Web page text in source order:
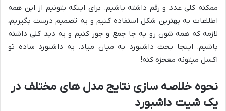
ممکنه کلی عدد و رقم داشته باشیم. برای اینکه بتونیم از این همه
اطلاعات به بهترین شکل استفاده کنیم و یه تصمیم درست بگیریم،
لازمه که همه شون رو یه جا جمع و جور کنیم و یه دید کلی داشته
باشیم. اینجا بحث داشبورد به میان میاد. یه داشبورد ساده تو
اکسل میتونه معجزه کنه!
نحوه خلاصه سازی نتایج مدل های مختلف در
یک شیت داشبورد